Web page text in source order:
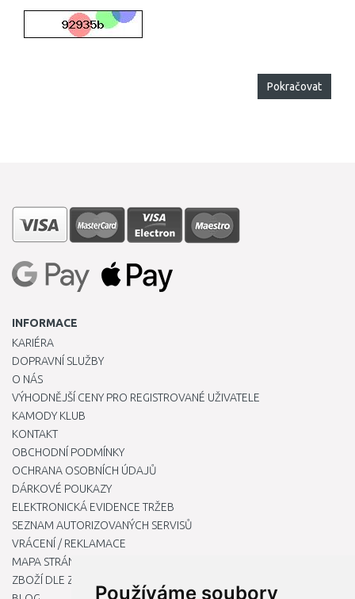
Používáme soubory
Pokračovat
INFORMACE
KARIÉRA
DOPRAVNÍ SLUŽBY
O NÁS
VÝHODNĚJŠÍ CENY PRO REGISTROVANÉ UŽIVATELE
KAMODY KLUB
KONTAKT
OBCHODNÍ PODMÍNKY
OCHRANA OSOBNÍCH ÚDAJŮ
DÁRKOVÉ POUKAZY
ELEKTRONICKÁ EVIDENCE TRŽEB
SEZNAM AUTORIZOVANÝCH SERVISŮ
VRÁCENÍ / REKLAMACE
MAPA STRÁNKY
ZBOŽÍ DLE ZNAČEK